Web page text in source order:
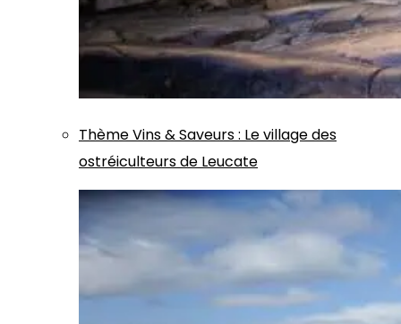
ThèmeVins & Saveurs: Le village des
ostréiculteurs de Leucate